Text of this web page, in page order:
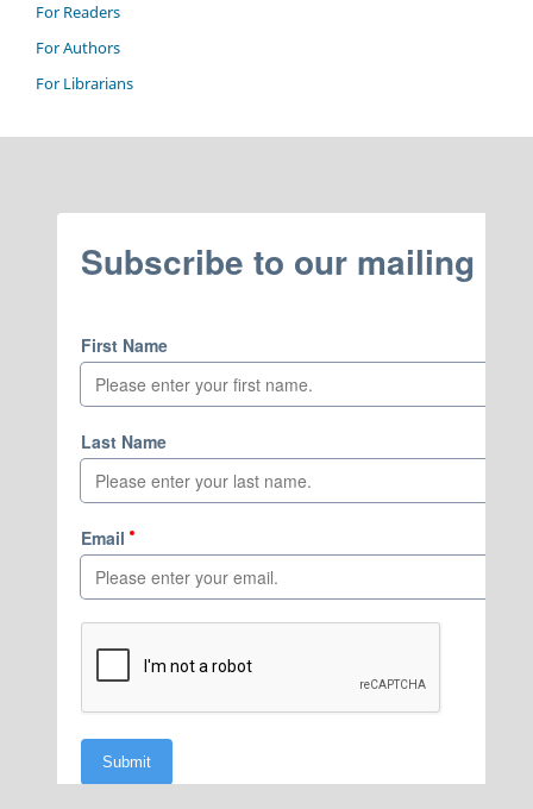
For Readers
For Authors
For Librarians